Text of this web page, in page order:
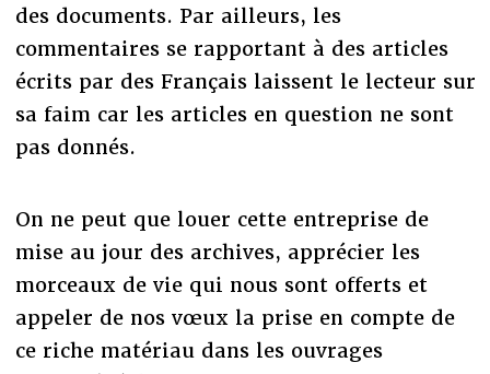
des documents. Par ailleurs, les
commentaires se rapportant à des articles
écrits par des Français laissent le lecteur sur
sa faim car les articles en question ne sont
pas donnés.
On ne peut que louer cette entreprise de
mise au jour des archives, apprécier les
morceaux de vie qui nous sont offerts et
appeler de nos vœux la prise en compte de
ce riche matériau dans les ouvrages